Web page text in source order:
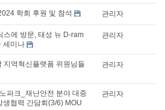
학회 후원 및 참석 관리자
스에 방문, 태성 뉴 D-ram
세미나
관리자
지역혁신플랫폼 위원님들
관리자
파크_재난안전 분야 대중
생협력 간담회(3/6) MOU
관리자